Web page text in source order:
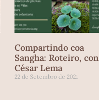
Compartindo coa
Sangha: Roteiro, con
César Lema
22 de Setembro de 2021